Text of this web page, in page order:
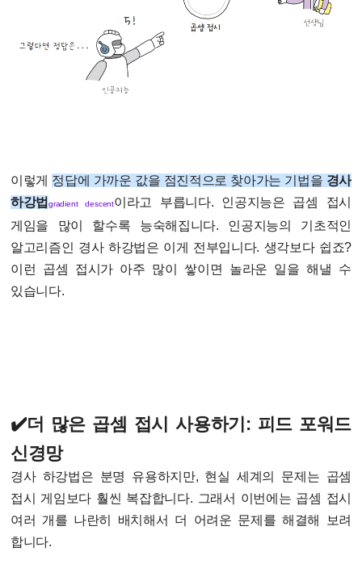
이렇게 정답에 가까운 값을 점진적으로 찾아가는 기법을 경사
하강법gradient descent이라고 부릅니다. 인공지능은 곱셈 접시
게임을 많이 할수록 능숙해집니다. 인공지능의 기초적인
알고리즘인 경사 하강법은 이게 전부입니다. 생각보다 쉽죠?
이런 곱셈 접시가 아주 많이 쌓이면 놀라운 일을 해낼 수
있습니다.
✔️더 많은 곱셈 접시 사용하기: 피드 포워드
신경망
경사 하강법은 분명 유용하지만, 현실 세계의 문제는 곱셈
접시 게임보다 훨씬 복잡합니다. 그래서 이번에는 곱셈 접시
여러 개를 나란히 배치해서 더 어려운 문제를 해결해 보려
합니다.